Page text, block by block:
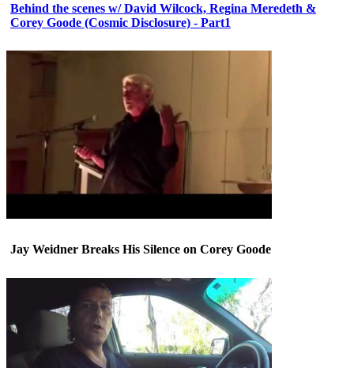
Behind the scenes w/ David Wilcock, Regina Meredeth &
Corey Goode (Cosmic Disclosure) - Part1
Jay Weidner Breaks His Silence on Corey Goode